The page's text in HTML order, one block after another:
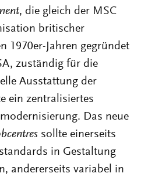
, die gleich der MSC
britischer
1970er-Jahren gegründet
zuständig für die
Ausstattung der
ein zentralisiertes
Das neue
sollte einerseits
in Gestaltung
andererseits variabel in